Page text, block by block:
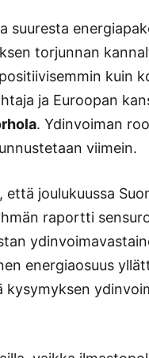
suuresta
torjunnan
kuin
ja Euroopan
. Ydinvoiman
viimein.
joulukuussa
raportti
energiaosuus
kysymyksen